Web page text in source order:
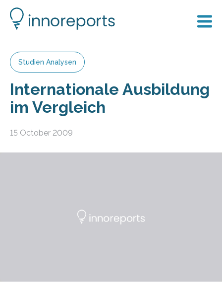
Studien Analysen
Internationale Ausbildung
im Vergleich
15 October 2009